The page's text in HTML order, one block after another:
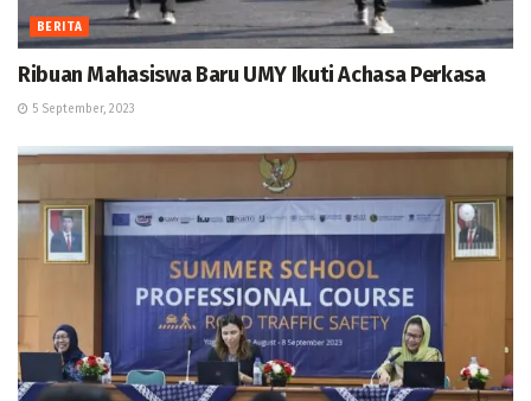
BERITA
Ribuan Mahasiswa Baru UMY Ikuti Achasa Perkasa
5 September, 2023